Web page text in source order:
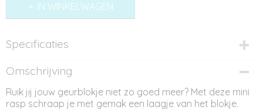
IN WINKELWAGEN
Specificaties
Productcode
AC11174
Omschrijving
Ruik jij jouw geurblokje niet zo goed meer? Met deze mini
rasp schraap je met gemak een laagje van het blokje.